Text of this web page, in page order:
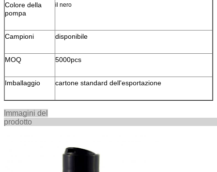
Colore della
pompa
il nero
Campioni disponibile
MOQ 5000pcs
Imballaggio cartone standard dell'esportazione
Immagini del